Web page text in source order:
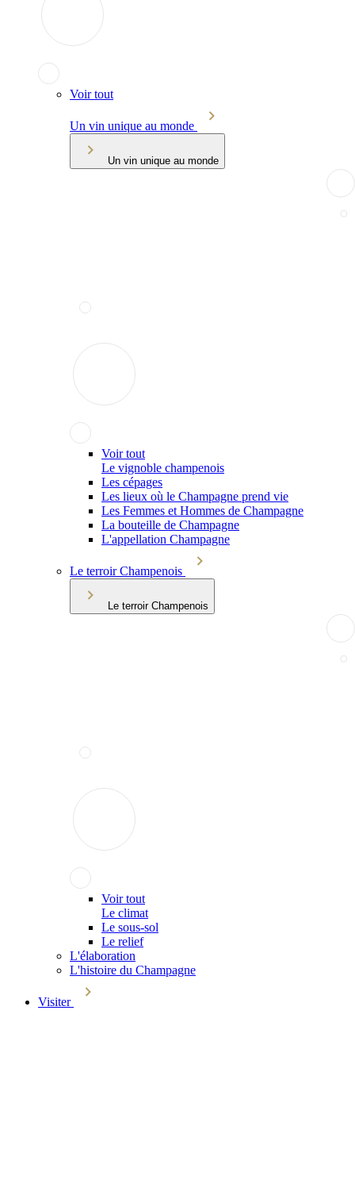
Voir tout
Un vin unique au monde
Un vin unique au monde
Voir tout
Le vignoble champenois
Les cépages
Les lieux où le Champagne prend vie
Les Femmes et Hommes de Champagne
La bouteille de Champagne
L'appellation Champagne
Le terroir Champenois
Le terroir Champenois
Voir tout
Le climat
Le sous-sol
Le relief
L'élaboration
L'histoire du Champagne
Visiter